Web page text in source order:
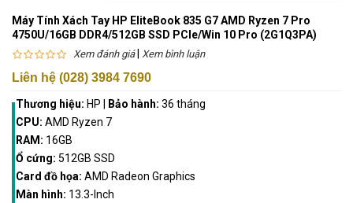
Máy Tính Xách Tay HP EliteBook 835 G7 AMD Ryzen 7 Pro
4750U/16GB DDR4/512GB SSD PCIe/Win 10 Pro (2G1Q3PA)
Xem đánh giá| Xem bình luận
Liên hệ (028) 3984 7690
Thương hiệu: HP Bảo hành: 36 tháng
CPU: AMD Ryzen 7
RAM: 16GB
Ổ cứng: 512GB SSD
Card đồ họa: AMD Radeon Graphics
Màn hình: 13.3-Inch